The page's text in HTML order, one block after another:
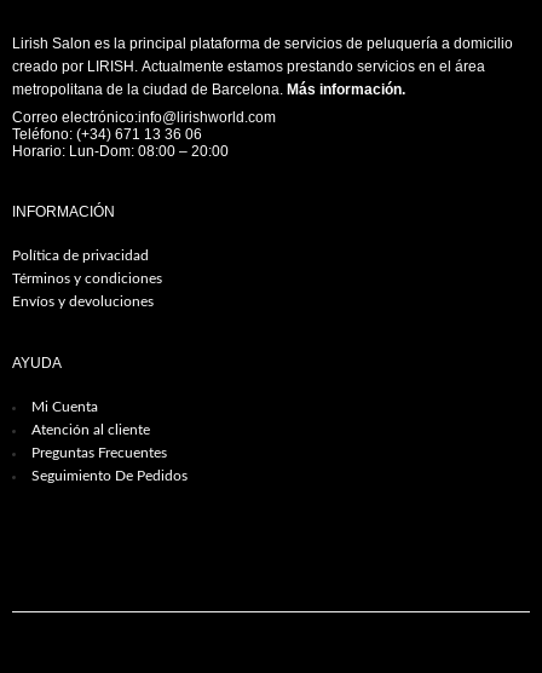
Lirish Salon es la principal plataforma de servicios de peluquería a domicilio
creado por LIRISH. Actualmente estamos prestando servicios en el área
metropolitana de la ciudad de Barcelona. Más información.
Correo electrónico:info@lirishworld.com
Teléfono: (+34) 671 13 36 06
Horario: Lun-Dom: 08:00 – 20:00
INFORMACIÓN
Política de privacidad
Términos y condiciones
Envíos y devoluciones
AYUDA
Mi Cuenta
Atención al cliente
Preguntas Frecuentes
Seguimiento De Pedidos